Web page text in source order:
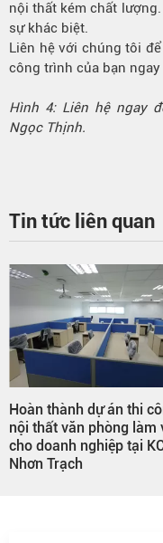
nội thất kém chất
sự khác biệt.
Liên hệ với chúng tôi
công trình của bạn ngay
Hình 4: Liên hệ ngay
Ngọc Thịnh.
Tin tức liên quan
Hoàn thành dự án thi
nội thất văn phòng làm
cho doanh nghiệp tại
Nhơn Trạch